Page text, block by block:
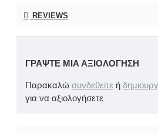
REVIEWS
ΓΡΆΨΤΕ ΜΙΑ ΑΞΙΟΛΌΓΗΣΗ
Παρακαλώ συνδεθείτε ή
για να αξιολογήσετε